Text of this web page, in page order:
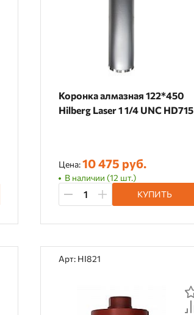
Коронка алмазная 122*450
Hilberg Laser 1 1/4 UNC HD715
Цена:10 475 руб.
В наличии (12 шт.)
КУПИТЬ
Арт: HI821